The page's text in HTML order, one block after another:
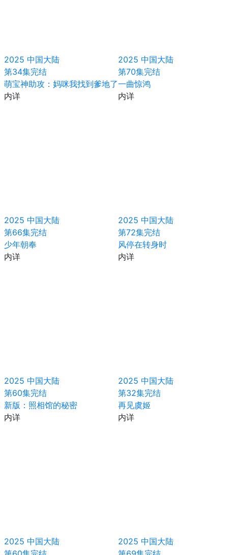
2025 中国大陆
第34集完结
萌宝神助攻：妈咪我找到爹地了
内详
2025 中国大陆
第70集完结
一曲惊鸿
内详
2025 中国大陆
第66集完结
少年朝奉
内详
2025 中国大陆
第72集完结
风停在转身时
内详
2025 中国大陆
第60集完结
新版：照相馆的秘密
内详
2025 中国大陆
第32集完结
再见虞姬
内详
2025 中国大陆
2025 中国大陆